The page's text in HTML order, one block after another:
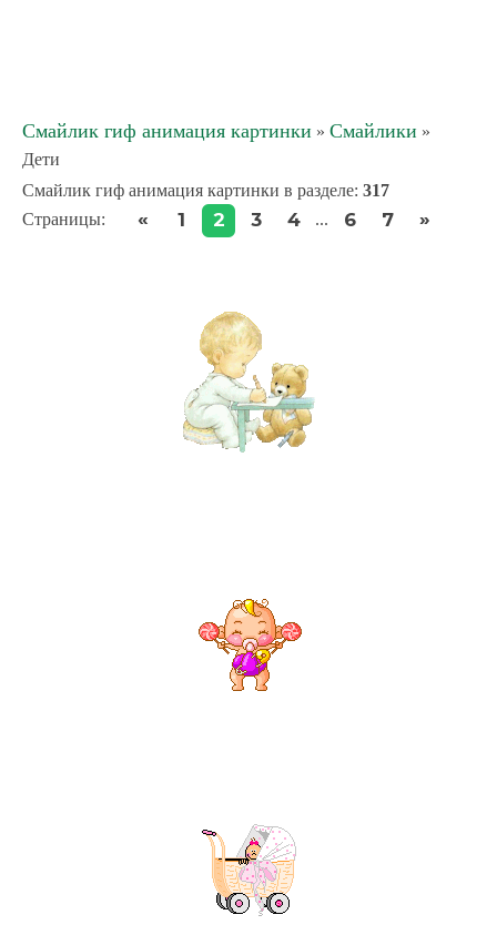
Смайлик гиф анимация картинки » Смайлики »
Дети
Смайлик гиф анимация картинки в разделе: 317
Страницы: « 1 2 3 4 ... 6 7 »